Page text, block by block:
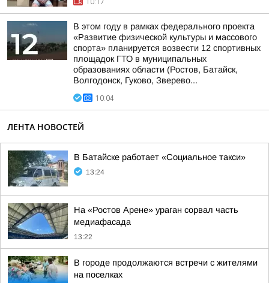
10:17
В этом году в рамках федерального проекта
«Развитие физической культуры и массового
спорта» планируется возвести 12 спортивных
площадок ГТО в муниципальных
образованиях области (Ростов, Батайск,
Волгодонск, Гуково, Зверево...
10:04
ЛЕНТА НОВОСТЕЙ
В Батайске работает «Социальное такси»
13:24
На «Ростов Арене» ураган сорвал часть
медиафасада
13:22
В городе продолжаются встречи с жителями
на поселках